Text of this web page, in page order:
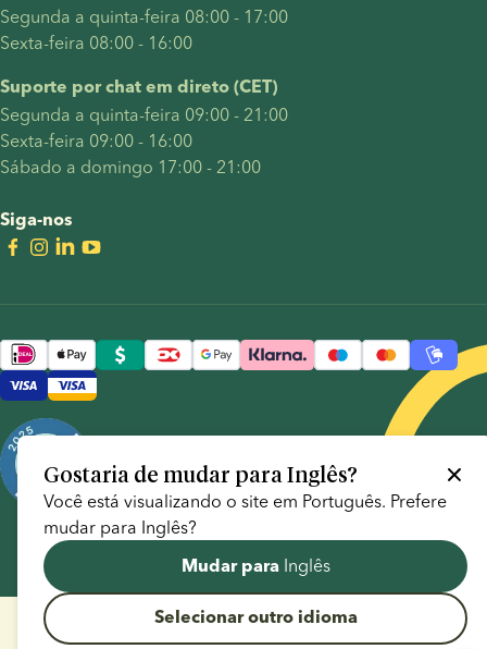
Gostaria de mudar paraInglês?
Você está visualizando o site em Português. Prefere
mudar para Inglês?
Mudar para Inglês
Selecionar outro idioma
Segunda a quinta-feira 08:00 - 17:00
Sexta-feira 08:00 - 16:00
Suporte por chat em direto (CET)
Segunda a quinta-feira 09:00 - 21:00
Sexta-feira 09:00 - 16:00
Sábado a domingo 17:00 - 21:00
Siga-nos